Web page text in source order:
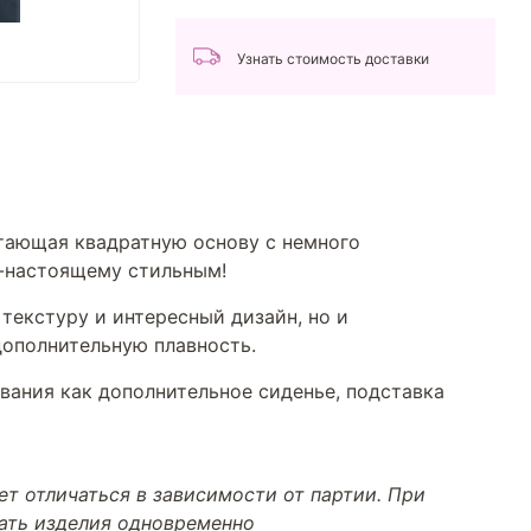
Узнать стоимость доставки
квадратную основу с немного
настоящему стильным!
и интересный дизайн, но и
плавность.
как дополнительное сиденье, подставка
отличаться в зависимости от партии. При
изделия одновременно